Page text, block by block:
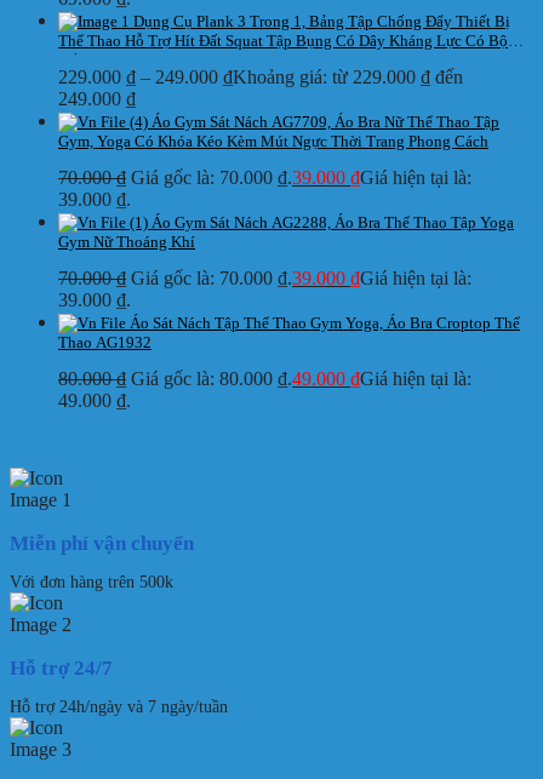
Dụng Cụ Plank 3 Trong 1, Bảng Tập Chống Đẩy Thiết Bị
Thể Thao Hỗ Trợ Hít Đất Squat Tập Bụng Có Dây Kháng Lực Có Bộ
Đếm
229.000 ₫ – 249.000 ₫Khoảng giá: từ 229.000 ₫ đến
249.000 ₫
Áo Gym Sát Nách AG7709, Áo Bra Nữ Thể Thao Tập
Gym, Yoga Có Khóa Kéo Kèm Mút Ngực Thời Trang Phong Cách
70.000₫ Giá gốc là: 70.000 ₫.39.000 ₫Giá hiện tại là:
39.000 ₫.
Áo Gym Sát Nách AG2288, Áo Bra Thể Thao Tập Yoga
Gym Nữ Thoáng Khí
70.000₫ Giá gốc là: 70.000 ₫.39.000 ₫Giá hiện tại là:
39.000 ₫.
Áo Sát Nách Tập Thể Thao Gym Yoga, Áo Bra Croptop Thể
Thao AG1932
80.000₫ Giá gốc là: 80.000 ₫.49.000 ₫Giá hiện tại là:
49.000 ₫.
Miễn phí vận chuyển
Với đơn hàng trên 500k
Hỗ trợ 24/7
Hỗ trợ 24h/ngày và 7 ngày/tuần